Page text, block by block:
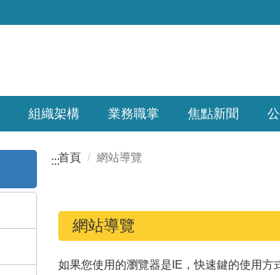
組織架構 業務職掌 焦點新聞
:::首頁 網站導覽
網站導覽
如果您使用的瀏覽器是IE，快速鍵的使用